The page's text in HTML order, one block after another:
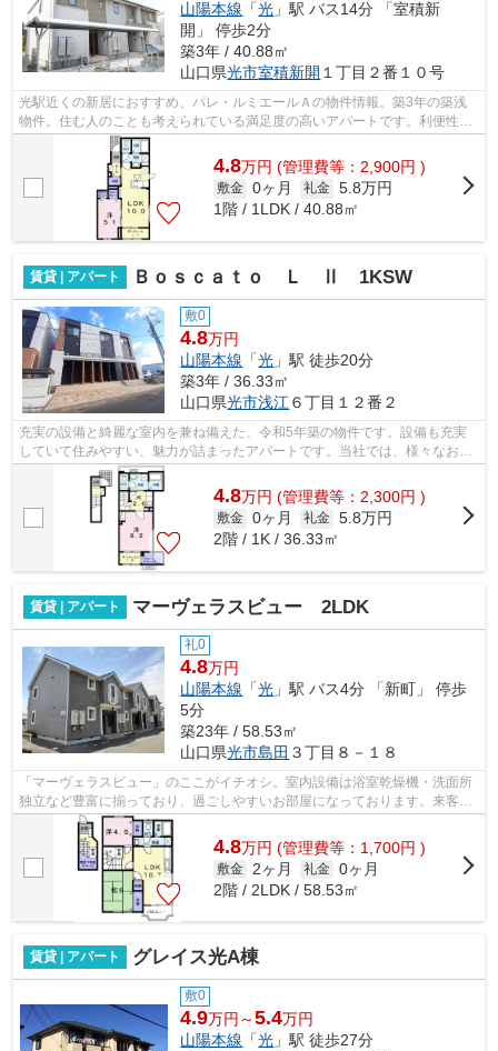
山陽本線 「光 」駅 バス14分 「室積新
開」 停歩2分
築3年 / 40.88㎡
山口県光市室積新開 １丁目２番１０号
光駅近くの新居におすすめ、パレ・ルミエールＡの物件情報。築3年の築浅
物件。住む人のことも考えられている満足度の高いアパートです。利便性が
高く、快適な暮らしをしたいとお考えの...
4.8万円 (管理費等：2,900円 )
敷金 0ヶ月 礼金 5.8万円
1階 / 1LDK / 40.88㎡
賃貸 | アパート Ｂｏｓｃａｔｏ Ｌ Ⅱ 1KSW
敷0
4.8万円
山陽本線 「光 」駅 徒歩20分
築3年 / 36.33㎡
山口県光市浅江 ６丁目１２番２
充実の設備と綺麗な室内を兼ね備えた、令和5年築の物件です。設備も充実
していて住みやすい、魅力が詰まったアパートです。当社では、様々なお客
様のニーズに合わせた、豊富な物件情報...
4.8万円 (管理費等：2,300円 )
敷金 0ヶ月 礼金 5.8万円
2階 / 1K / 36.33㎡
賃貸 | アパート マーヴェラスビュー 2LDK
礼0
4.8万円
山陽本線 「光 」駅 バス4分 「新町」 停歩
5分
築23年 / 58.53㎡
山口県光市島田 ３丁目８－１８
「マーヴェラスビュー」のここがイチオシ。室内設備は浴室乾燥機・洗面所
独立など豊富に揃っており、過ごしやすいお部屋になっております。来客時
にはTVインターホンを使用して訪問者...
4.8万円 (管理費等：1,700円 )
敷金 2ヶ月 礼金 0ヶ月
2階 / 2LDK / 58.53㎡
賃貸 | アパート グレイス光A棟
敷0
4.9万円～5.4万円
山陽本線 「光 」駅 徒歩27分